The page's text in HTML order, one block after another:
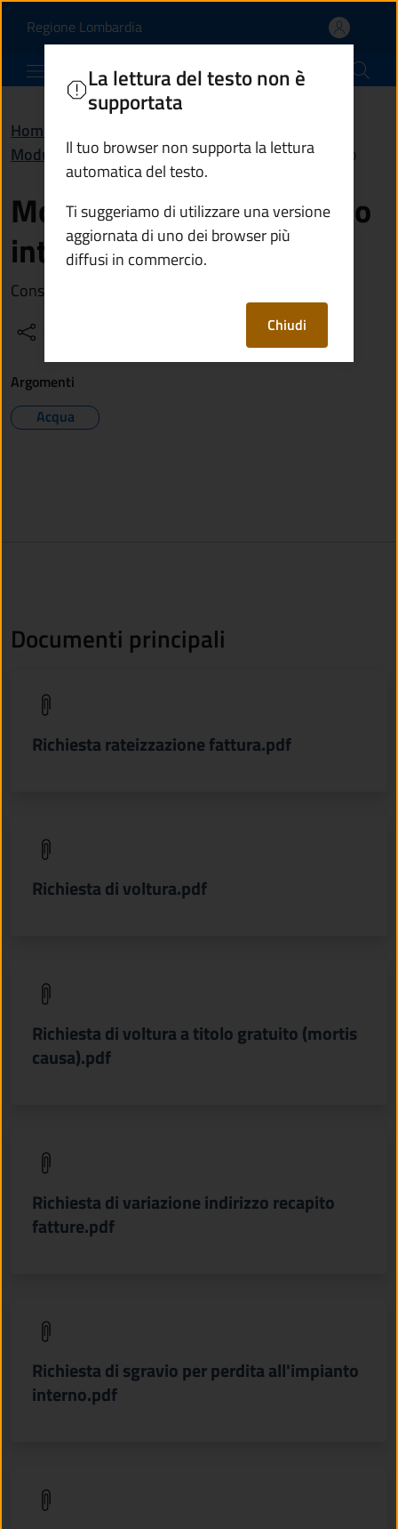
Modulistica Servizio
Regione Lombardia(apre in un'altra scheda).
Comune di Monno
Home
Modulistica / Modulistica Servizio idrico integrato
Modulistica Servizio idrico
integrato
Consulta la modulistica del Servizio idrico integrato
La lettura del testo non è
supportata
Il tuo browser non supporta la lettura
automatica del testo.
Ti suggeriamo di utilizzare una versione
aggiornata di uno dei browser più
diffusi in commercio.
Chiudi
Argomenti
Acqua
Documenti principali
Richiesta rateizzazione fattura.pdf
(apre in un'altra scheda).
Richiesta di voltura.pdf
(apre in un'altra scheda).
Richiesta di voltura a titolo gratuito (mortis
causa).pdf
(apre in un'altra scheda).
Richiesta di variazione indirizzo recapito
fatture.pdf
(apre in un'altra scheda).
Richiesta di sgravio per perdita all'impianto
interno.pdf
(apre in un'altra scheda).
(apre in un'altra scheda).